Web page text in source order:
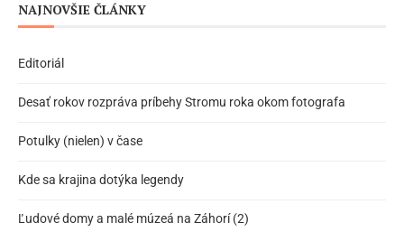
NAJNOVŠIE ČLÁNKY
Editoriál
Desať rokov rozpráva príbehy Stromu roka okom fotografa
Potulky (nielen) v čase
Kde sa krajina dotýka legendy
Ľudové domy a malé múzeá na Záhorí (2)